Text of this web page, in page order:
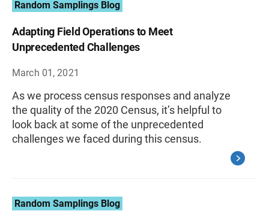
Random Samplings Blog
Adapting Field Operations to Meet
Unprecedented Challenges
March 01, 2021
As we process census responses and analyze
the quality of the 2020 Census, it’s helpful to
look back at some of the unprecedented
challenges we faced during this census.
Random Samplings Blog